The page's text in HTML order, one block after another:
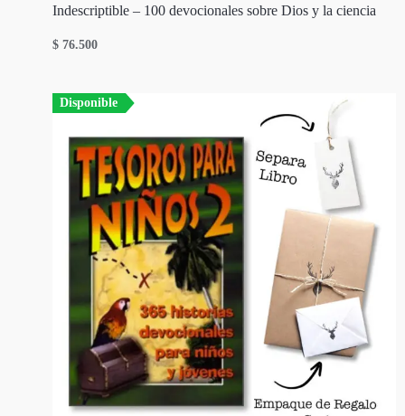
Indescriptible – 100 devocionales sobre Dios y la ciencia
$ 76.500
Disponible